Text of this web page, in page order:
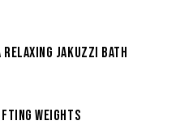
JAKUZZI BATH
WEIGHTS